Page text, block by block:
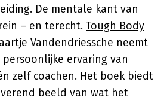
De mentale kant van
– en terecht. Tough Body
Vandendriessche neemt
ervaring van
zelf coachen. Het boek biedt
beeld van wat het